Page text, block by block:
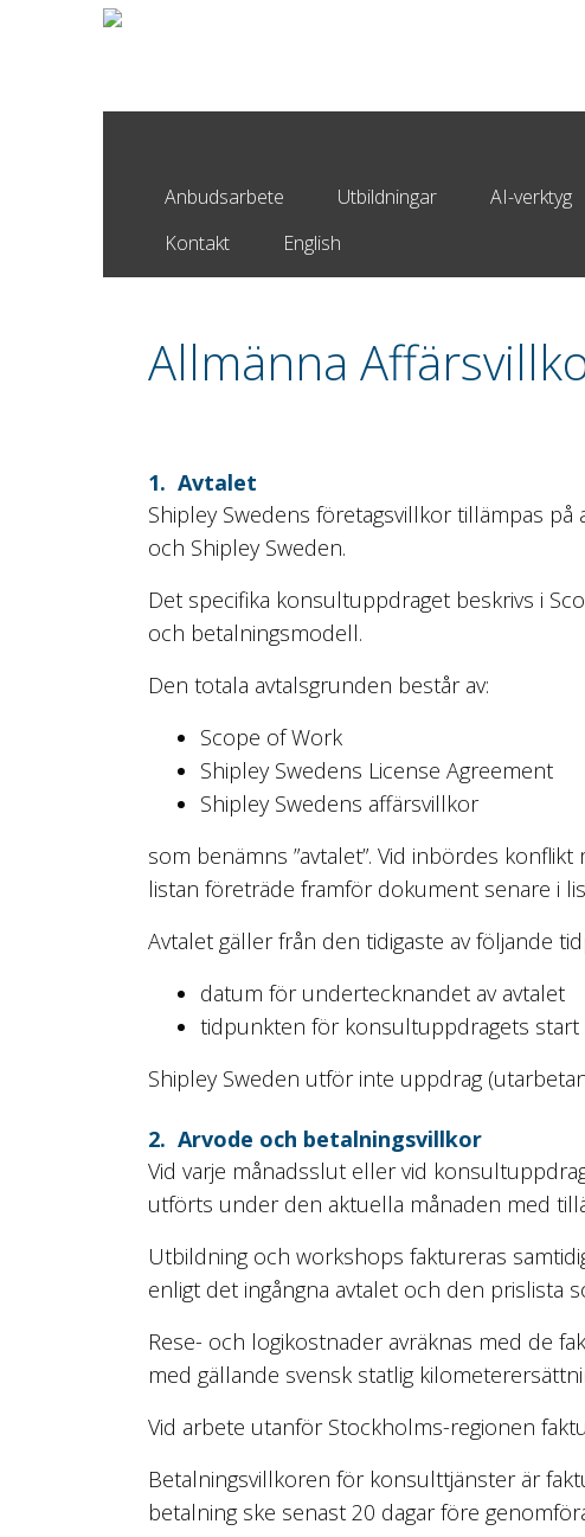
Anbudsarbete Utbildningar AI-verktyg
Kontakt
English
Allmänna
1. Avtalet
Shipley Swedens företagsvillkor tillämpas
och Shipley Sweden.
Det specifika konsultuppdraget beskrivs i
och betalningsmodell.
Den totala avtalsgrunden består av:
Scope of Work
Shipley Swedens License Agreement
Shipley Swedens affärsvillkor
som benämns ”avtalet”. Vid inbördes
listan företräde framför dokument senare i
Avtalet gäller från den tidigaste av följande
datum för undertecknandet av avtalet
tidpunkten för konsultuppdragets start
Shipley Sweden utför inte uppdrag
2. Arvode och betalningsvillkor
Vid varje månadsslut eller vid
utförts under den aktuella månaden med
Utbildning och workshops faktureras
enligt det ingångna avtalet och den prislista
Rese- och logikostnader avräknas med de
med gällande svensk statlig
Vid arbete utanför Stockholms-regionen
Betalningsvillkoren för konsulttjänster är
betalning ske senast 20 dagar före